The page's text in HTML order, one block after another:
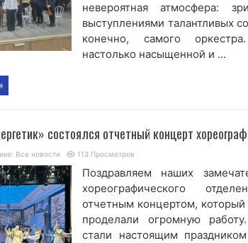
невероятная атмосфера:
выступлениями талантливых
конечно, самого
настолько насыщенной и ...
состоялся отчетный концерт
Все новости 113 Просмотров
Поздравляем наших
хореографического
отчетным концертом, который
проделали огромную
стали настоящим